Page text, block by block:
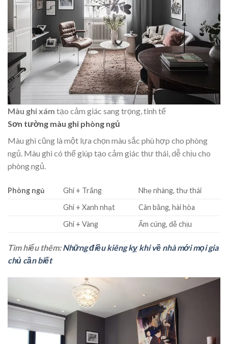
Màu ghi xám tạo cảm giác sang trọng, tinh tế
Sơn tường màu ghi phòng ngủ
Màu ghi cũng là một lựa chọn màu sắc phù hợp cho phòng
ngủ. Màu ghi có thể giúp tạo cảm giác thư thái, dễ chịu cho
phòng ngủ.
Phòng ngủ Ghi + Trắng
Nhẹ nhàng, thư thái
Ghi + Xanh nhạt
Cân bằng, hài hòa
Ghi + Vàng
Ấm cúng, dễ chịu
Tìm hiểu thêm:Những điều kiêng kỵ khi về nhà mới mọi gia
chủ cần biết